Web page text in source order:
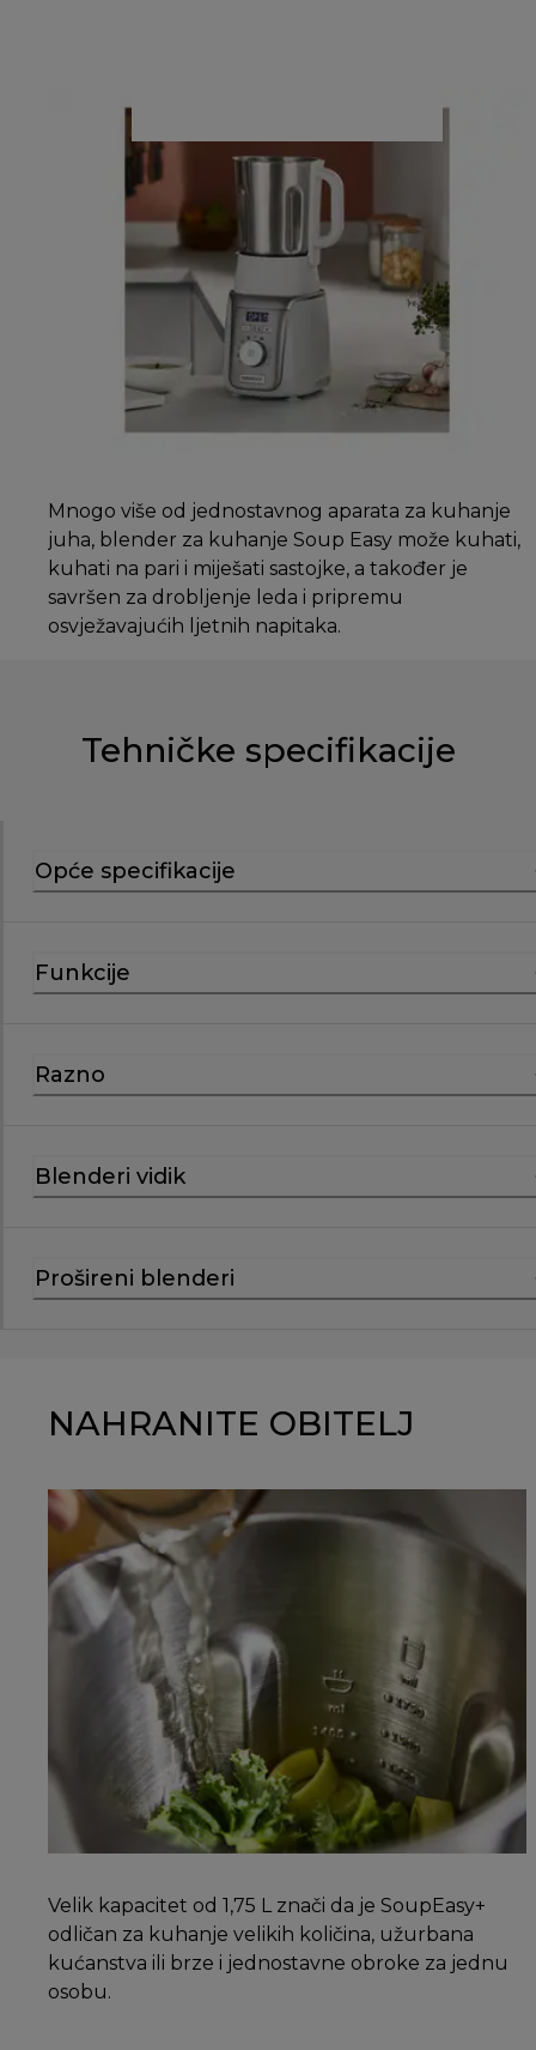
Mnogo više od jednostavnog aparata za kuhanje
juha, blender za kuhanje Soup Easy može kuhati,
kuhati na pari i miješati sastojke, a također je
savršen za drobljenje leda i pripremu
osvježavajućih ljetnih napitaka.
Tehničke specifikacije
Opće specifikacije
Funkcije
Razno
Blenderi vidik
Prošireni blenderi
NAHRANITE OBITELJ
Velik kapacitet od 1,75 L znači da je SoupEasy+
odličan za kuhanje velikih količina, užurbana
kućanstva ili brze i jednostavne obroke za jednu
osobu.